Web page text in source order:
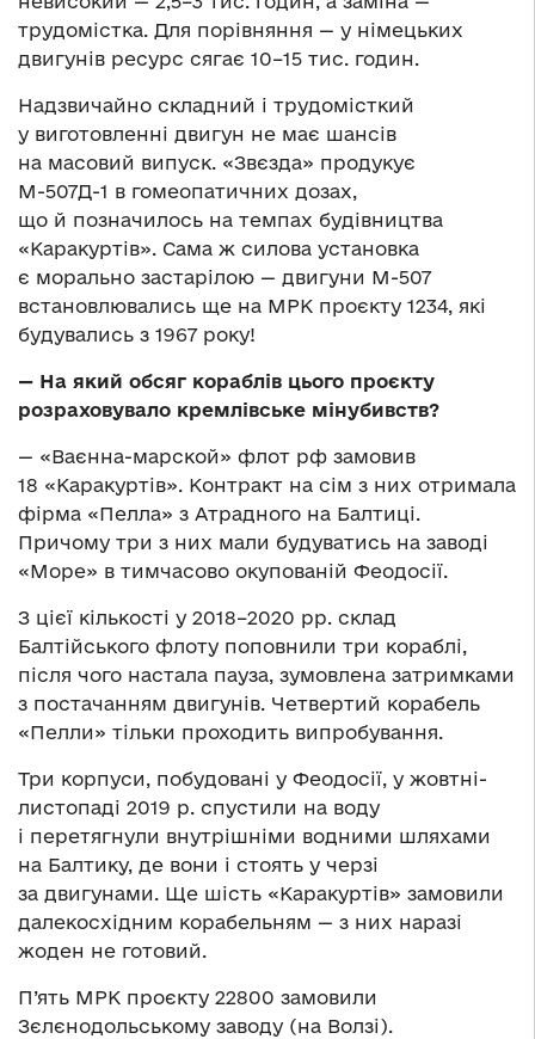
трудомістка. Для порівняння — у німецьких
двигунів ресурс сягає 10–15 тис. годин.
Надзвичайно складний і трудомісткий
у виготовленні двигун не має шансів
на масовий випуск. «Звєзда» продукує
М-507Д-1 в гомеопатичних дозах,
що й позначилось на темпах будівництва
«Каракуртів». Сама ж силова установка
є морально застарілою — двигуни М-507
встановлювались ще на МРК проєкту 1234, які
будувались з 1967 року!
— На який обсяг кораблів цього проєкту
розраховувало кремлівське мінубивств?
— «Ваєнна-марской» флот рф замовив
18 «Каракуртів». Контракт на сім з них отримала
фірма «Пелла» з Атрадного на Балтиці.
Причому три з них мали будуватись на заводі
«Море» в тимчасово окупованій Феодосії.
З цієї кількості у 2018–2020 рр. склад
Балтійського флоту поповнили три кораблі,
після чого настала пауза, зумовлена затримками
з постачанням двигунів. Четвертий корабель
«Пелли» тільки проходить випробування.
Три корпуси, побудовані у Феодосії, у жовтні-
листопаді 2019 р. спустили на воду
і перетягнули внутрішніми водними шляхами
на Балтику, де вони і стоять у черзі
за двигунами. Ще шість «Каракуртів» замовили
далекосхідним корабельням — з них наразі
жоден не готовий.
П’ять МРК проєкту 22800 замовили
Зєлєнодольському заводу (на Волзі).